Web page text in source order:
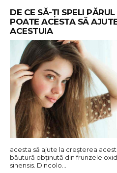
DE CE SĂ-ȚI SPELI
POATE ACESTA SĂ
ACESTUIA
acesta să ajute la creșterea
băutură obținută din frunzele
sinensis. Dincolo…